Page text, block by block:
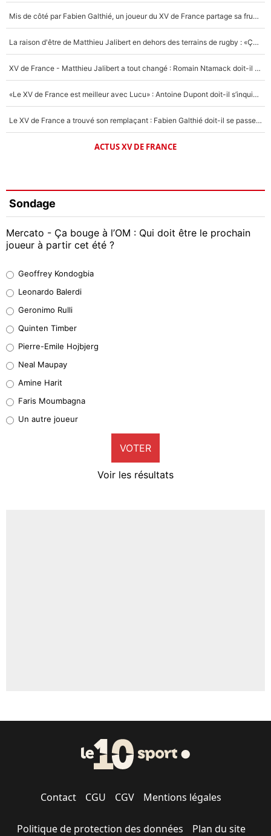
Mis de côté par Fabien Galthié, un joueur du XV de France partage sa frustration : «ils ne me l’ont pas dit tout de suite»
La raison d'être de Matthieu Jalibert en dehors des terrains de rugby : «Ça m'atteint autant que si tu touches à un membre de ma famille»
XV de France - Matthieu Jalibert a tout changé : Romain Ntamack doit-il s’inquiéter pour sa place à un an de la Coupe du monde ?
«Le XV de France est meilleur avec Lucu» : Antoine Dupont doit-il s’inquiéter pour sa place ?
Le XV de France a trouvé son remplaçant : Fabien Galthié doit-il se passer d'Antoine Dupont ?
ACTUS XV DE FRANCE
Sondage
Mercato - Ça bouge à l’OM : Qui doit être le prochain
joueur à partir cet été ?
38%
32%
5%
1%
9%
Geoffrey Kondogbia
Leonardo Balerdi
Geronimo Rulli
Quinten Timber
Pierre-Emile Hojbjerg
Neal Maupay
Amine Harit
Faris Moumbagna
Un autre joueur
VOTER
Voir les résultats
Contact CGU CGV Mentions légales
Politique de protection des données Plan du site